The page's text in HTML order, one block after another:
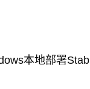
本地部署